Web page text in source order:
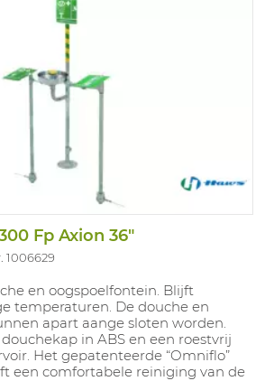
Fp Axion 36"
1006629
en oogspoelfontein. Blijft
temperaturen. De douche en
apart aange sloten worden.
in ABS en een roestvrij
Het gepatenteerde “Omniflo”
een comfortabele reiniging van de